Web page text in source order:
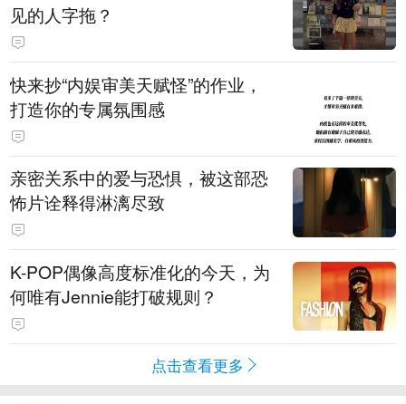
见的人字拖？
快来抄“内娱审美天赋怪”的作业，
打造你的专属氛围感
亲密关系中的爱与恐惧，被这部恐
怖片诠释得淋漓尽致
K-POP偶像高度标准化的今天，为
何唯有Jennie能打破规则？
点击查看更多